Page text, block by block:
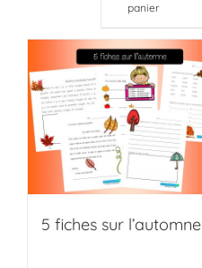
panier
5 fiches sur l’automne